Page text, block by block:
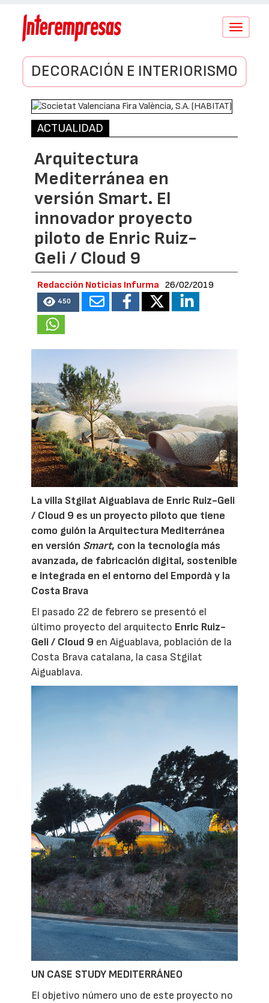
Conmutar
DECORACIÓN E INTERIORISMO
ACTUALIDAD
Arquitectura
Mediterránea en
versión Smart. El
innovador proyecto
piloto de Enric Ruiz-
Geli / Cloud 9
Redacción Noticias Infurma 26/02/2019
450
La villa Stgilat Aiguablava de Enric Ruiz-Geli
/ Cloud 9 es un proyecto piloto que tiene
como guión la Arquitectura Mediterránea
en versión Smart, con la tecnología más
avanzada, de fabricación digital, sostenible
e integrada en el entorno del Empordà y la
Costa Brava
El pasado 22 de febrero se presentó el
último proyecto del arquitecto Enric Ruiz-
Geli / Cloud 9 en Aiguablava, población de la
Costa Brava catalana, la casa Stgilat
Aiguablava.
UN CASE STUDY MEDITERRÁNEO
El objetivo número uno de este proyecto no